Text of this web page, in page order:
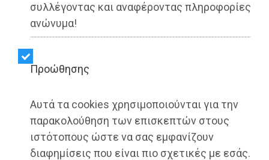
συλλέγοντας και αναφέροντας πληροφορίες
ανώνυμα!
Προώθησης
Αυτά τα cookies χρησιμοποιούνται για την
παρακολούθηση των επισκεπτών στους
ιστότοπους ώστε να σας εμφανίζουν
διαφημίσεις που είναι πιο σχετικές με εσάς.
▶️ Ακούστε το κείμενο